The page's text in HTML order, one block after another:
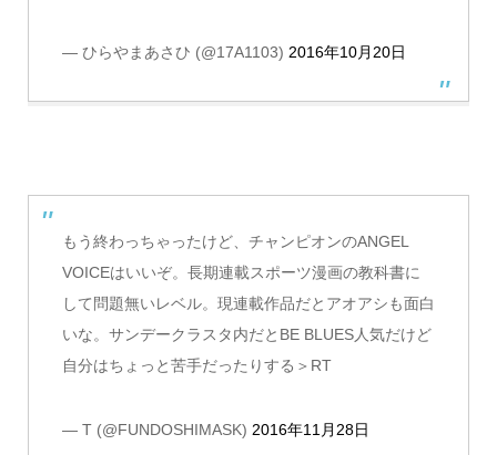
— ‍ひらやまあさひ (@17A1103) 2016年10月20日
もう終わっちゃったけど、チャンピオンのANGEL
VOICEはいいぞ。長期連載スポーツ漫画の教科書に
して問題無いレベル。現連載作品だとアオアシも面白
いな。サンデークラスタ内だとBE BLUES人気だけど
自分はちょっと苦手だったりする＞RT
— T (@FUNDOSHIMASK) 2016年11月28日